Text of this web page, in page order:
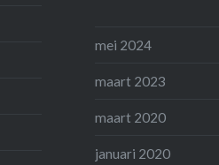
mei 2024
maart 2023
maart 2020
januari 2020